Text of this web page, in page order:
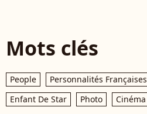
Mots clés
People Personnalités Françaises
Enfant De Star
Photo Cinéma